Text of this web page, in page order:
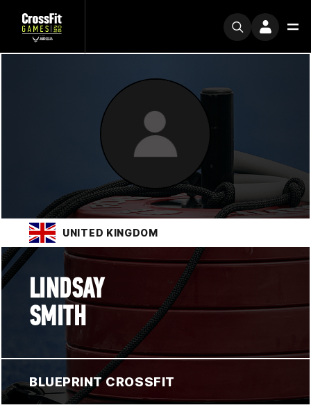
UNITED KINGDOM
LINDSAY
SMITH
BLUEPRINT CROSSFIT